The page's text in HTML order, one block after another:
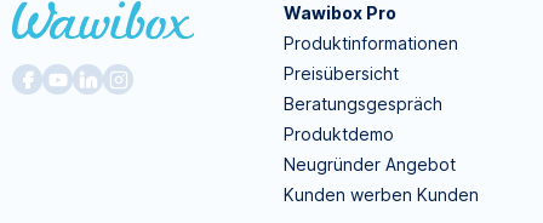
Wawibox Pro
Produktinformationen
Preisübersicht
Beratungsgespräch
Produktdemo
Neugründer Angebot
Kunden werben Kunden